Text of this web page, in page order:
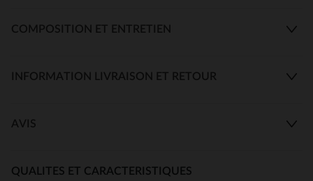
COMPOSITION ET ENTRETIEN
INFORMATION LIVRAISON ET RETOUR
AVIS
QUALITES ET CARACTERISTIQUES